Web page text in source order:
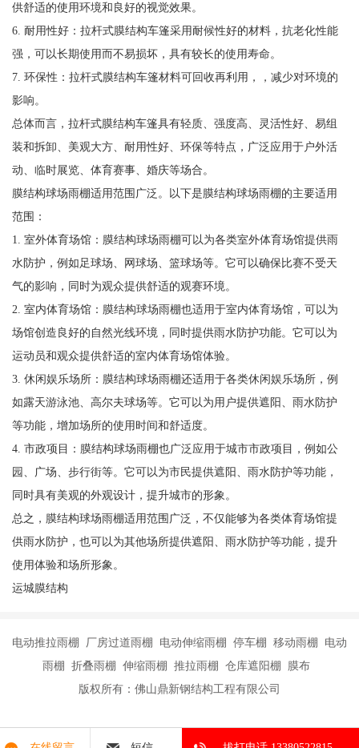
供舒适的使用环境和良好的视觉效果。
6. 耐用性好：拉杆式膜结构车篷采用耐候性好的材料，抗老化性能
强，可以长期使用而不易损坏，具有较长的使用寿命。
7. 环保性：拉杆式膜结构车篷材料可回收再利用，，减少对环境的
影响。
总体而言，拉杆式膜结构车篷具有轻质、强度高、灵活性好、易组
装和拆卸、美观大方、耐用性好、环保等特点，广泛应用于户外活
动、临时展览、体育赛事、婚庆等场合。
膜结构球场雨棚适用范围广泛。以下是膜结构球场雨棚的主要适用
范围：
1. 室外体育场馆：膜结构球场雨棚可以为各类室外体育场馆提供雨
水防护，例如足球场、网球场、篮球场等。它可以确保比赛不受天
气的影响，同时为观众提供舒适的观赛环境。
2. 室内体育场馆：膜结构球场雨棚也适用于室内体育场馆，可以为
场馆创造良好的自然光线环境，同时提供雨水防护功能。它可以为
运动员和观众提供舒适的室内体育场馆体验。
3. 休闲娱乐场所：膜结构球场雨棚还适用于各类休闲娱乐场所，例
如露天游泳池、高尔夫球场等。它可以为用户提供遮阳、雨水防护
等功能，增加场所的使用时间和舒适度。
4. 市政项目：膜结构球场雨棚也广泛应用于城市市政项目，例如公
园、广场、步行街等。它可以为市民提供遮阳、雨水防护等功能，
同时具有美观的外观设计，提升城市的形象。
总之，膜结构球场雨棚适用范围广泛，不仅能够为各类体育场馆提
供雨水防护，也可以为其他场所提供遮阳、雨水防护等功能，提升
使用体验和场所形象。
运城膜结构
电动推拉雨棚 厂房过道雨棚 电动伸缩雨棚 停车棚 移动雨棚 电动
雨棚 折叠雨棚 伸缩雨棚 推拉雨棚 仓库遮阳棚 膜布
版权所有：佛山鼎新钢结构工程有限公司